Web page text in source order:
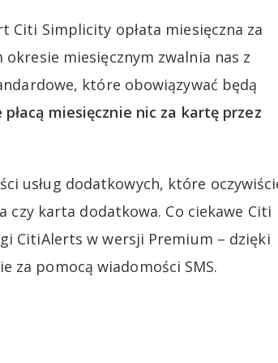
Citi Simplicity opłata miesięczna za
okresie miesięcznym zwalnia nas z
które obowiązywać będą
miesięcznie nic za kartę przez
usług dodatkowych, które
czy karta dodatkowa. Co ciekawe Citi
CitiAlerts w wersji Premium – dzięki
za pomocą wiadomości SMS.